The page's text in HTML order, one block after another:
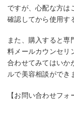
ですが、心配な方は
確認してから使用す
また、購入すると専
料メールカウンセリ
合わせてみてはいか
ルで美容相談ができ
【お問い合わせフ